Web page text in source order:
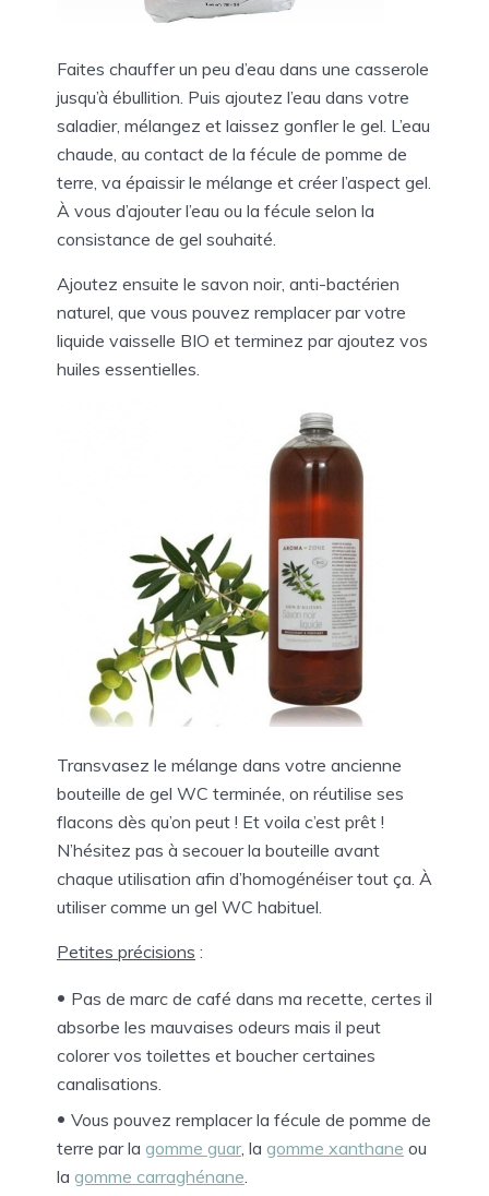
Faites chauffer un peu d’eau dans une casserole
jusqu’à ébullition. Puis ajoutez l’eau dans votre
saladier, mélangez et laissez gonfler le gel. L’eau
chaude, au contact de la fécule de pomme de
terre, va épaissir le mélange et créer l’aspect gel.
À vous d’ajouter l’eau ou la fécule selon la
consistance de gel souhaité.
Ajoutez ensuite le savon noir, anti-bactérien
naturel, que vous pouvez remplacer par votre
liquide vaisselle BIO et terminez par ajoutez vos
huiles essentielles.
Transvasez le mélange dans votre ancienne
bouteille de gel WC terminée, on réutilise ses
flacons dès qu’on peut ! Et voila c’est prêt !
N’hésitez pas à secouer la bouteille avant
chaque utilisation afin d’homogénéiser tout ça. À
utiliser comme un gel WC habituel.
Petites précisions :
Pas de marc de café dans ma recette, certes il
absorbe les mauvaises odeurs mais il peut
colorer vos toilettes et boucher certaines
canalisations.
Vous pouvez remplacer la fécule de pomme de
terre par la gomme guar, la gomme xanthane ou
la gomme carraghénane